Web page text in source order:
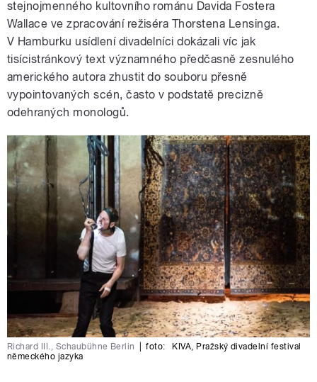
stejnojmenného kultovního románu Davida Fostera
Wallace ve zpracování režiséra Thorstena Lensinga.
V Hamburku usídlení divadelníci dokázali víc jak
tisícistránkový text významného předčasně zesnulého
amerického autora zhustit do souboru přesně
vypointovaných scén, často v podstatě precizně
odehraných monologů.
Richard III., Schaubühne Berlin foto: KIVA, Pražský divadelní festival
německého jazyka